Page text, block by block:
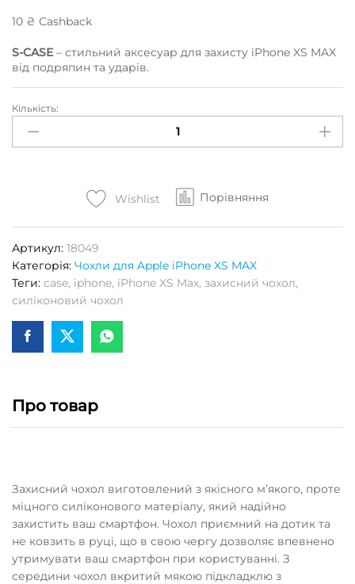
10 ₴ Сashback
S-CASE– стильний аксесуар для захисту iPhone XS MAX
від подряпин та ударів.
Чохол
CASE
XS
MAX
(Cosmos
Blue)
Кількість
Кількість:
Wishlist Порівняння
Артикул: 18049
Категорія: Чохли для Apple iPhone XS MAX
Теги: case, iphone, iPhone XS Max, захисний чохол,
силіконовий чохол
Про товар
Захисний чохол виготовлений з якісного мʼякого, проте
міцного силіконового матеріалу, який надійно
захистить ваш смартфон. Чохол приємний на дотик та
не ковзить в руці, що в свою чергу дозволяє впевнено
утримувати ваш смартфон при користуванні. З
середини чохол вкритий мякою підкладклю з